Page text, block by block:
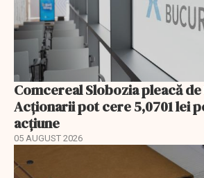
Comcereal Slobozia pleacă de
Acționarii pot cere 5,0701 lei
acțiune
05 AUGUST 2026